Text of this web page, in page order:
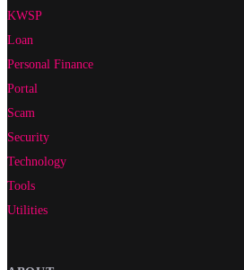
KWSP
Loan
Personal Finance
Portal
Scam
Security
Technology
Tools
Utilities